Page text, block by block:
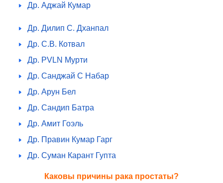
Др. Аджай Кумар
Др. Дилип С. Дханпал
Др. С.В. Котвал
Др. PVLN Мурти
Др. Санджай С Набар
Др. Арун Бел
Др. Сандип Батра
Др. Амит Гоэль
Др. Правин Кумар Гарг
Др. Суман Карант Гупта
Каковы причины рака простаты?